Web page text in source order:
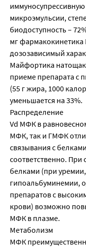
микроэмульсии,
биодоступность –
мг
дозозависимый
Майфортика натощак
приеме препарата с
(55 г жира, 1000
уменьшается на 33%.
Распределение
Vd МФК в
МФК, так и ГМФК
связывания с
соответственно. При
белками (при
гипоальбуминемии,
препаратов с
крови) возможно
МФК в плазме.
Метаболизм
МФК